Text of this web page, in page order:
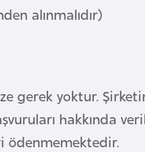
alınmalıdır)
gerek yoktur.
hakkında
ödenmemektedir.